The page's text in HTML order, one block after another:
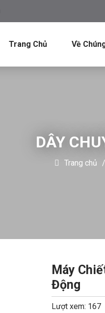
Trang Chủ Về
DÂY
Trang chủ
Máy
Động
Lượt xem: 167